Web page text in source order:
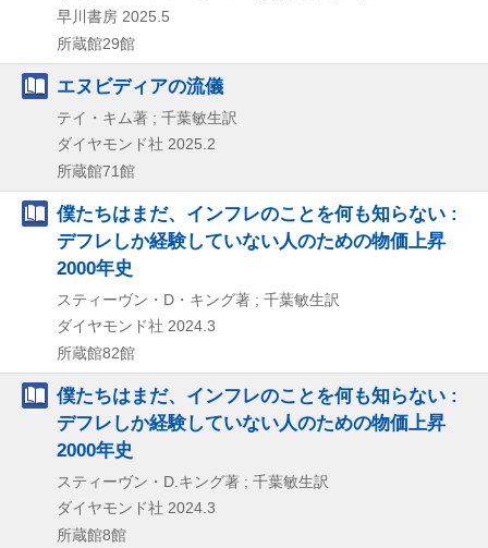
早川書房 2025.5
所蔵館29館
エヌビディアの流儀
テイ・キム著 ; 千葉敏生訳
ダイヤモンド社 2025.2
所蔵館71館
僕たちはまだ、インフレのことを何も知らない :
デフレしか経験していない人のための物価上昇
2000年史
スティーヴン・D・キング著 ; 千葉敏生訳
ダイヤモンド社 2024.3
所蔵館82館
僕たちはまだ、インフレのことを何も知らない :
デフレしか経験していない人のための物価上昇
2000年史
スティーヴン・D.キング著 ; 千葉敏生訳
ダイヤモンド社 2024.3
所蔵館8館